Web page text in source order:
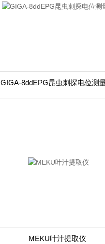
GIGA-8ddEPG昆虫刺探电位测
MEKU叶汁提取仪